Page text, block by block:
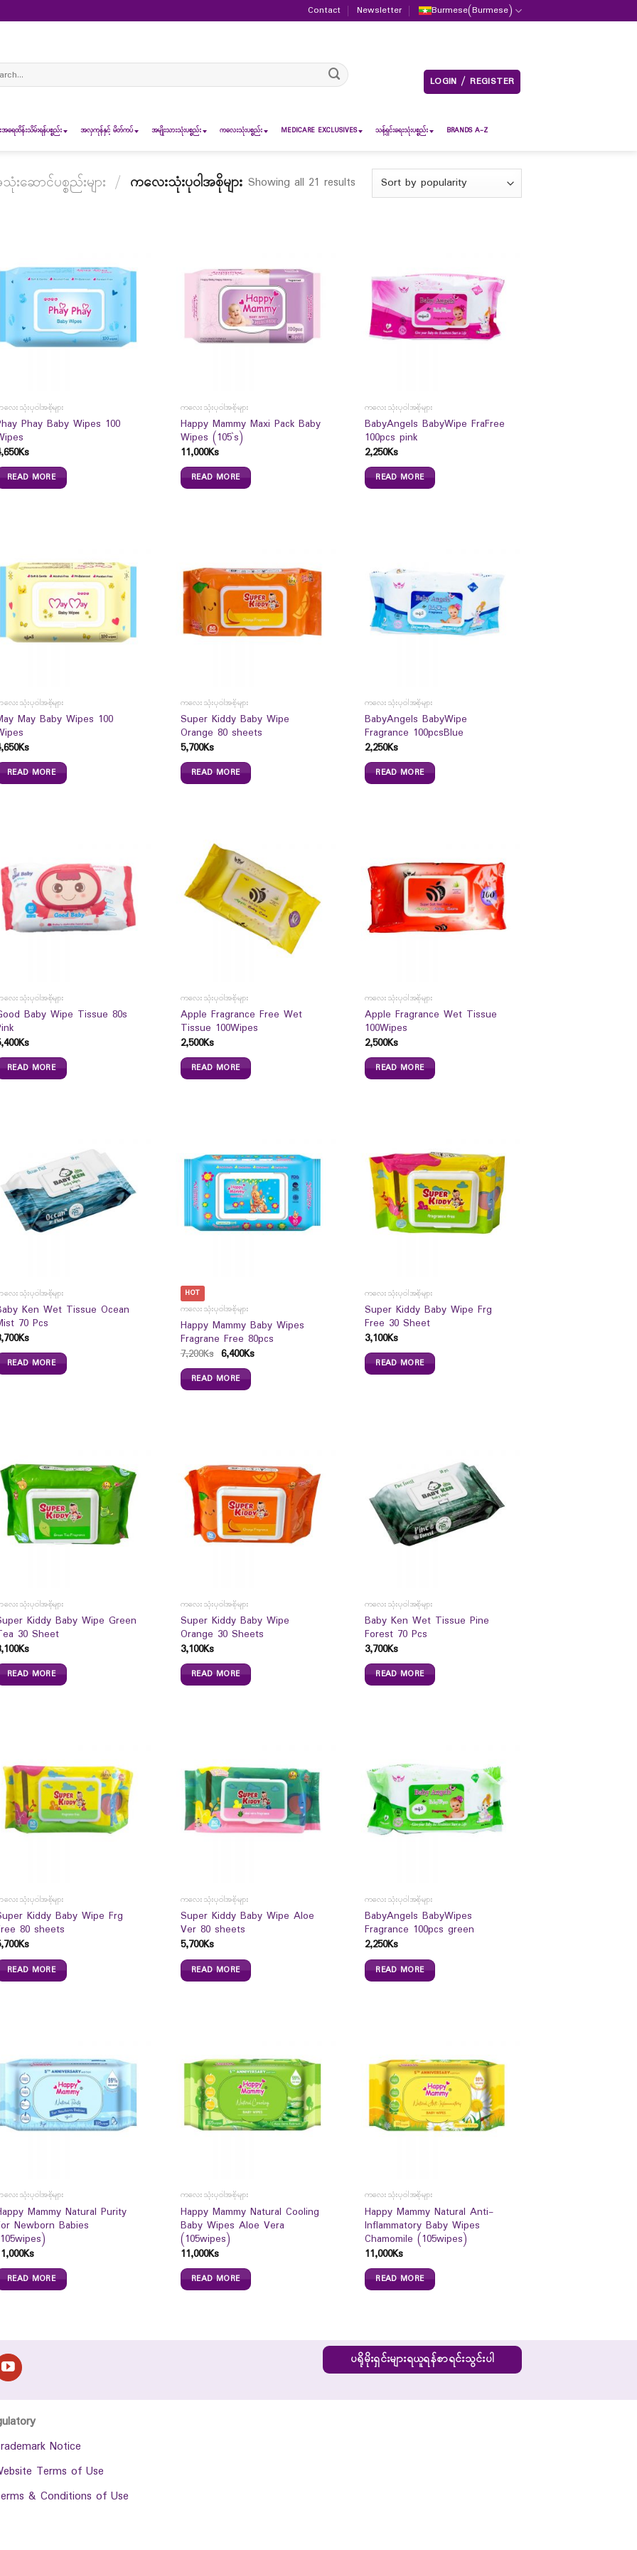
Contact Newsletter Burmese(Burmese)
LOGIN / REGISTER
ရေထိန်းသိမ်းရန်ပစ္စည်း အလှကုန်နှင့် မိတ်ကပ် အမျိုးသားသုံးပစ္စည်း ကလေးသုံးပစ္စည်း MEDICARE EXCLUSIVES သန့်ရှင်းရေးသုံးပစ္စည်း BRANDS A-Z
ဆောင်ပစ္စည်းများ / ကလေးသုံးပုဝါအစိုများ Showing all 21 results
ေးသုံးပုဝါအစိုများ
Phay Baby Wipes 100
Ks
READ MORE
ကလေးသုံးပုဝါအစိုများ
Happy Mammy Maxi Pack Baby
Wipes (105`s)
11,000Ks
READ MORE
ကလေးသုံးပုဝါအစိုများ
BabyAngels BabyWipe FraFree
100pcs pink
2,250Ks
READ MORE
ေးသုံးပုဝါအစိုများ
May Baby Wipes 100
Ks
READ MORE
ကလေးသုံးပုဝါအစိုများ
Super Kiddy Baby Wipe
Orange 80 sheets
5,700Ks
READ MORE
ကလေးသုံးပုဝါအစိုများ
BabyAngels BabyWipe
Fragrance 100pcsBlue
2,250Ks
READ MORE
ေးသုံးပုဝါအစိုများ
Baby Wipe Tissue 80s
Ks
READ MORE
ကလေးသုံးပုဝါအစိုများ
Apple Fragrance Free Wet
Tissue 100Wipes
2,500Ks
READ MORE
ကလေးသုံးပုဝါအစိုများ
Apple Fragrance Wet Tissue
100Wipes
2,500Ks
READ MORE
ေးသုံးပုဝါအစိုများ
Ken Wet Tissue Ocean
70 Pcs
Ks
READ MORE
HOT
ကလေးသုံးပုဝါအစိုများ
Happy Mammy Baby Wipes
Fragrane Free 80pcs
7,200Ks 6,400Ks
READ MORE
ကလေးသုံးပုဝါအစိုများ
Super Kiddy Baby Wipe Frg
Free 30 Sheet
3,100Ks
READ MORE
ေးသုံးပုဝါအစိုများ
Kiddy Baby Wipe Green
30 Sheet
Ks
READ MORE
ကလေးသုံးပုဝါအစိုများ
Super Kiddy Baby Wipe
Orange 30 Sheets
3,100Ks
READ MORE
ကလေးသုံးပုဝါအစိုများ
Baby Ken Wet Tissue Pine
Forest 70 Pcs
3,700Ks
READ MORE
ေးသုံးပုဝါအစိုများ
Kiddy Baby Wipe Frg
80 sheets
Ks
READ MORE
ကလေးသုံးပုဝါအစိုများ
Super Kiddy Baby Wipe Aloe
Ver 80 sheets
5,700Ks
READ MORE
ကလေးသုံးပုဝါအစိုများ
BabyAngels BabyWipes
Fragrance 100pcs green
2,250Ks
READ MORE
ေးသုံးပုဝါအစိုများ
Mammy Natural Purity
Newborn Babies
Ks
READ MORE
ကလေးသုံးပုဝါအစိုများ
Happy Mammy Natural Cooling
Baby Wipes Aloe Vera
(105wipes)
11,000Ks
READ MORE
ကလေးသုံးပုဝါအစိုများ
Happy Mammy Natural Anti-
Inflammatory Baby Wipes
Chamomile (105wipes)
11,000Ks
READ MORE
ပရိုမိုးရှင်းများရယူရန်စာရင်းသွင်းပါ
Notice
Terms of Use
& Conditions of Use